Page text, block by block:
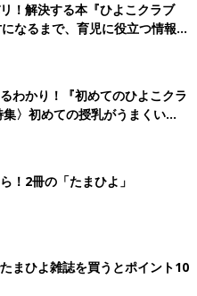
！解決する本『ひよこクラブ
なるまで、育児に役立つ情報が
わかり！『初めてのひよこクラ
〉初めての授乳がうまくい
の基本と夏のトラブル 解決テ
！2冊の「たまひよ」
まひよ雑誌を買うとポイント10